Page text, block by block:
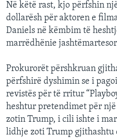
Në këtë rast, kjo përfshin
dollarësh për aktoren e
Daniels në këmbim të
marrëdhënie
Prokurorët përshkruan
përfshirë dyshimin se i
revistës për të rritur
heshtur pretendimet për
zotin Trump, i cili ishte i
lidhje zoti Trump gjithashtu